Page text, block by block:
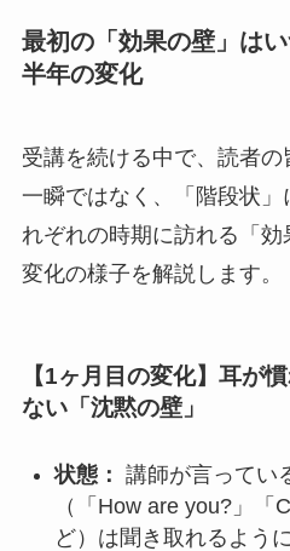
最初の「効果の壁」は
半年の変化
受講を続ける中で、読者
一瞬ではなく、「階段状
れぞれの時期に訪れる「
変化の様子を解説します。
【1ヶ月目の変化】耳が
ない「沈黙の壁」
状態： 講師が言ってい
（「How are you?」「
ど）は聞き取れるよう